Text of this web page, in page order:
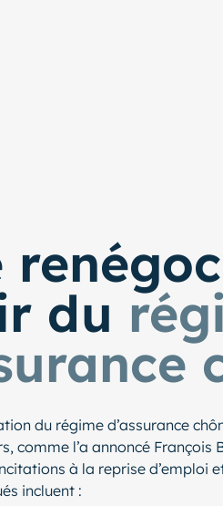
du
du régime d’assurance
comme l’a annoncé François
à la reprise d’emploi
incluent :